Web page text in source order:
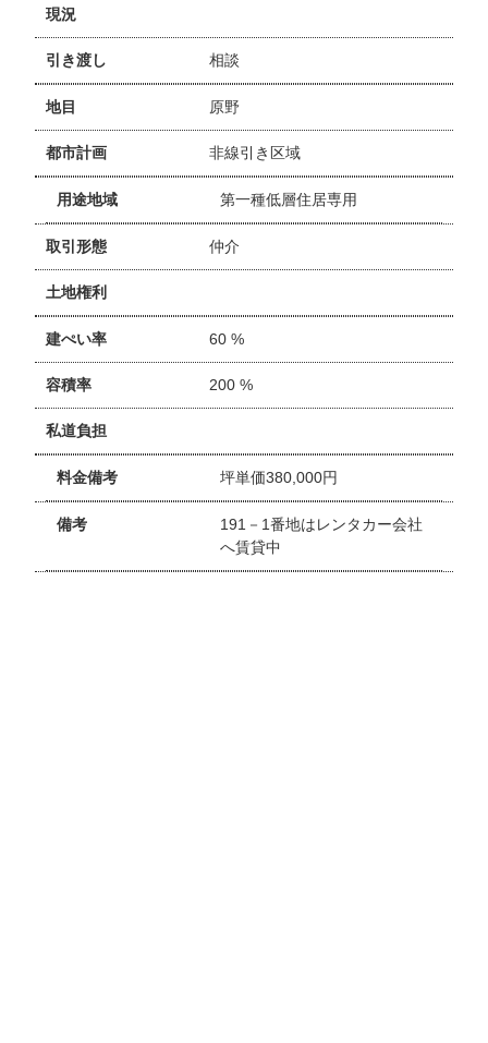
現況
引き渡し 相談
地目 原野
都市計画 非線引き区域
用途地域 第一種低層住居専用
取引形態 仲介
土地権利
建ぺい率 60 %
容積率 200 %
私道負担
料金備考 坪単価380,000円
備考
191－1番地はレンタカー会社
へ賃貸中